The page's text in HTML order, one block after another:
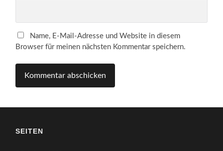
Name, E-Mail-Adresse und Website in diesem
Browser für meinen nächsten Kommentar speichern.
SEITEN